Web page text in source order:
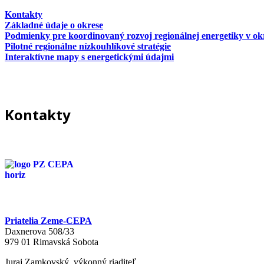
Kontakty
Základné údaje o okrese
Podmienky pre koordinovaný rozvoj regionálnej energetiky v
Pilotné regionálne nízkouhlíkové stratégie
Interaktívne mapy s energetickými údajmi
Kontakty
Priatelia Zeme-CEPA
Daxnerova 508/33
979 01 Rimavská Sobota